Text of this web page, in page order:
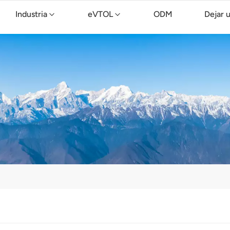
Industria eVTOL ODM Dejar